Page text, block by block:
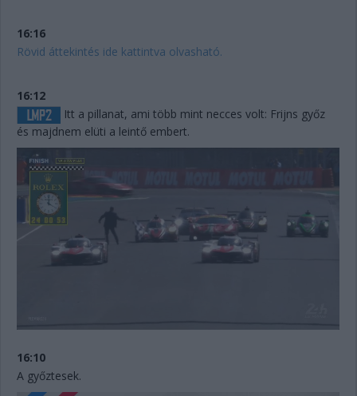
16:16
Rövid áttekintés ide kattintva olvasható.
16:12
Itt a pillanat, ami több mint necces volt: Frijns győz
és majdnem elüti a leintő embert.
16:10
A győztesek.